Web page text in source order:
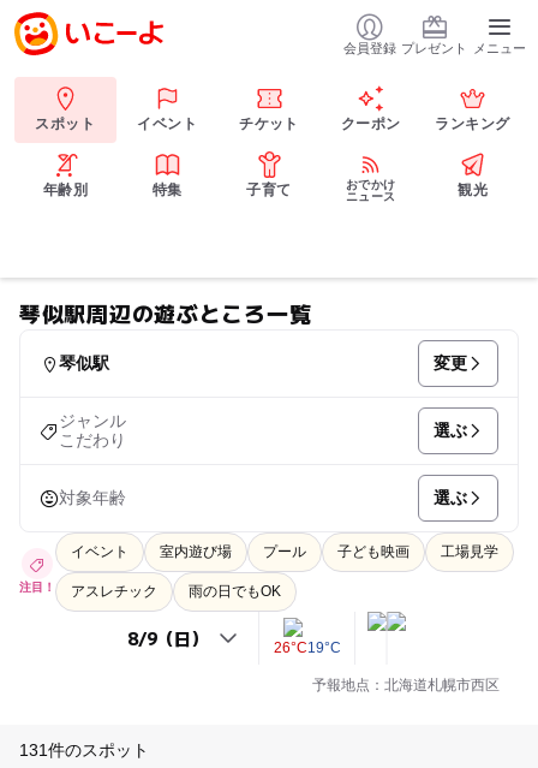
会員登録 プレゼント メニュー
スポット イベント チケット クーポン ランキング
年齢別 特集 子育て
おでかけ
ニュース
観光
琴似駅周辺の遊ぶところ一覧
琴似駅 変更
ジャンル
こだわり
選ぶ
対象年齢 選ぶ
注目！
イベント 室内遊び場 プール 子ども映画 工場見学
アスレチック 雨の日でもOK
26°C19°C
予報地点：北海道札幌市西区
131件のスポット